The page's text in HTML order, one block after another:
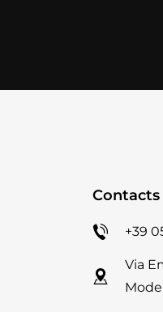
Contacts
+39
Via